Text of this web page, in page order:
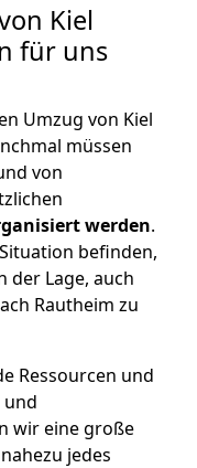
Kiel
für uns
Umzug von Kiel
müssen
von
werden.
befinden,
der Lage, auch
Rautheim zu
Ressourcen und
wir eine große
jedes